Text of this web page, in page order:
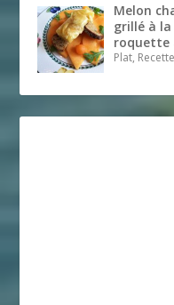
Melon
grillé à
roquette
Plat,